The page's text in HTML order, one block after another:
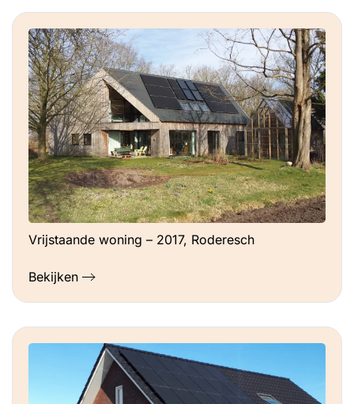
Vrijstaande woning – 2017, Roderesch
Bekijken